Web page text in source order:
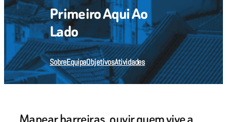
Primeiro Aqui Ao
Lado
SobreEquipaObjetivosAtividades